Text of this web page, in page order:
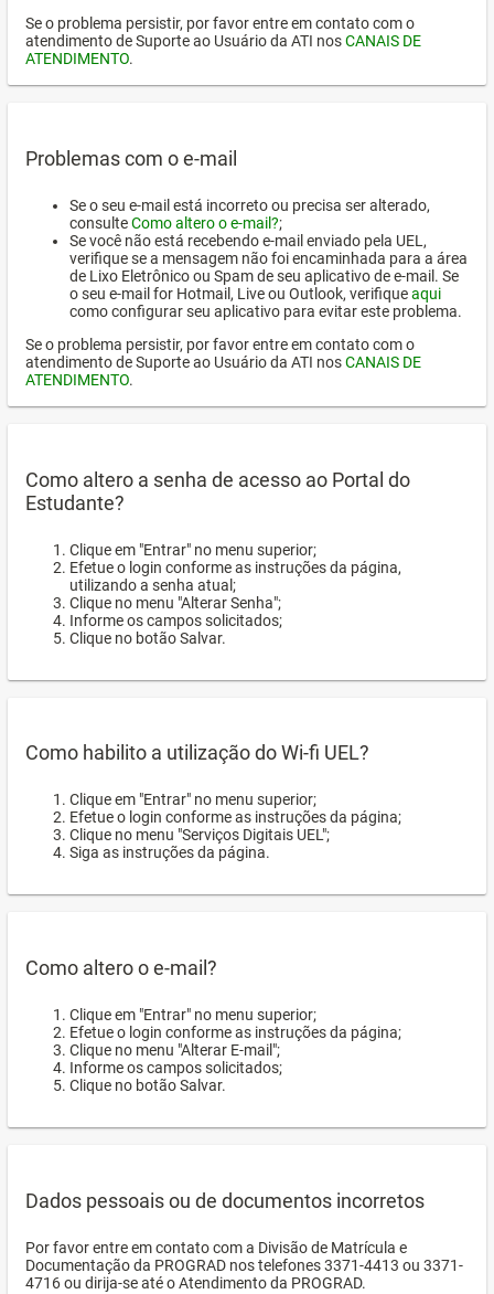
Se o problema persistir, por favor entre em contato com o
atendimento de Suporte ao Usuário da ATI nosCANAIS DE
ATENDIMENTO.
Problemas com o e-mail
Se o seu e-mail está incorreto ou precisa ser alterado,
consulteComo altero o e-mail?;
Se você não está recebendo e-mail enviado pela UEL,
verifique se a mensagem não foi encaminhada para a área
de Lixo Eletrônico ou Spam de seu aplicativo de e-mail. Se
o seu e-mail for Hotmail, Live ou Outlook, verifiqueaqui
como configurar seu aplicativo para evitar este problema.
Se o problema persistir, por favor entre em contato com o
atendimento de Suporte ao Usuário da ATI nosCANAIS DE
ATENDIMENTO.
Como altero a senha de acesso ao Portal do
Estudante?
Clique em "Entrar" no menu superior;
Efetue o login conforme as instruções da página,
utilizando a senha atual;
Clique no menu "Alterar Senha";
Informe os campos solicitados;
Clique no botão Salvar.
Como habilito a utilização do Wi-fi UEL?
Clique em "Entrar" no menu superior;
Efetue o login conforme as instruções da página;
Clique no menu "Serviços Digitais UEL";
Siga as instruções da página.
Como altero o e-mail?
Clique em "Entrar" no menu superior;
Efetue o login conforme as instruções da página;
Clique no menu "Alterar E-mail";
Informe os campos solicitados;
Clique no botão Salvar.
Dados pessoais ou de documentos incorretos
Por favor entre em contato com a Divisão de Matrícula e
Documentação da PROGRAD nos telefones 3371-4413 ou 3371-
4716 ou dirija-se até o Atendimento da PROGRAD.